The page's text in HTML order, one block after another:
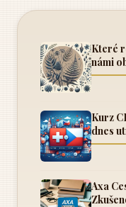
Které
námi
Kurz
dnes
Axa